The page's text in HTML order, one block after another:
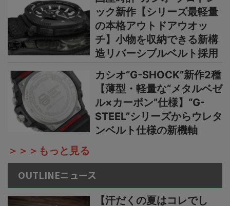
ック新作【シリーズ最軽量
の本格アウトドアウオッ
チ】小物を収納できる新構
造リバーシブルベルト採用
カシオ“G-SHOCK”新作2種
【薄型・軽量な“メタルベゼ
ル×カーボン”仕様】“G-
STEEL”シリーズからウレタ
ンベルト仕様の新機軸
＞＞＞もっと見る
OUTLINEニュース
【汗だくの夏はコレでし